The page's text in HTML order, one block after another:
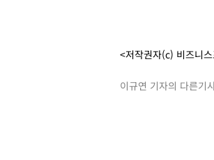
<저작권자(c) 비즈니
이규연 기자의 다른기